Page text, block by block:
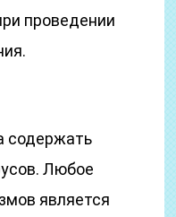
проведении
содержать
Любое
является